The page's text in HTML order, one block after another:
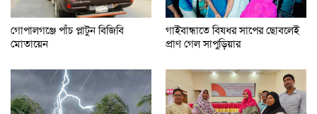
গোপালগঞ্জে পাঁচ প্লাটুন বিজিবি
মোতায়েন
গাইবান্ধাতে বিষধর সাপের ছোবলেই
প্রাণ গেল সাপুড়িয়ার